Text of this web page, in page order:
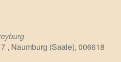
, Naumburg (Saale), 006618